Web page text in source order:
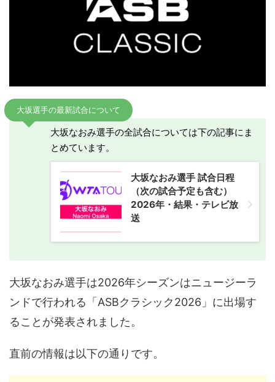
大坂選手の最新試合について
大坂なおみ選手の全試合については下の記事にま
とめています。
大坂なおみ選手 試合日程
（次の試合予定も含む）
2026年・結果・テレビ放
送
大坂なおみ選手は2026年シーズンはニュージーラ
ンドで行われる「ASBクラシック2026」に出場す
ることが発表されました。
直前の情報は以下の通りです。